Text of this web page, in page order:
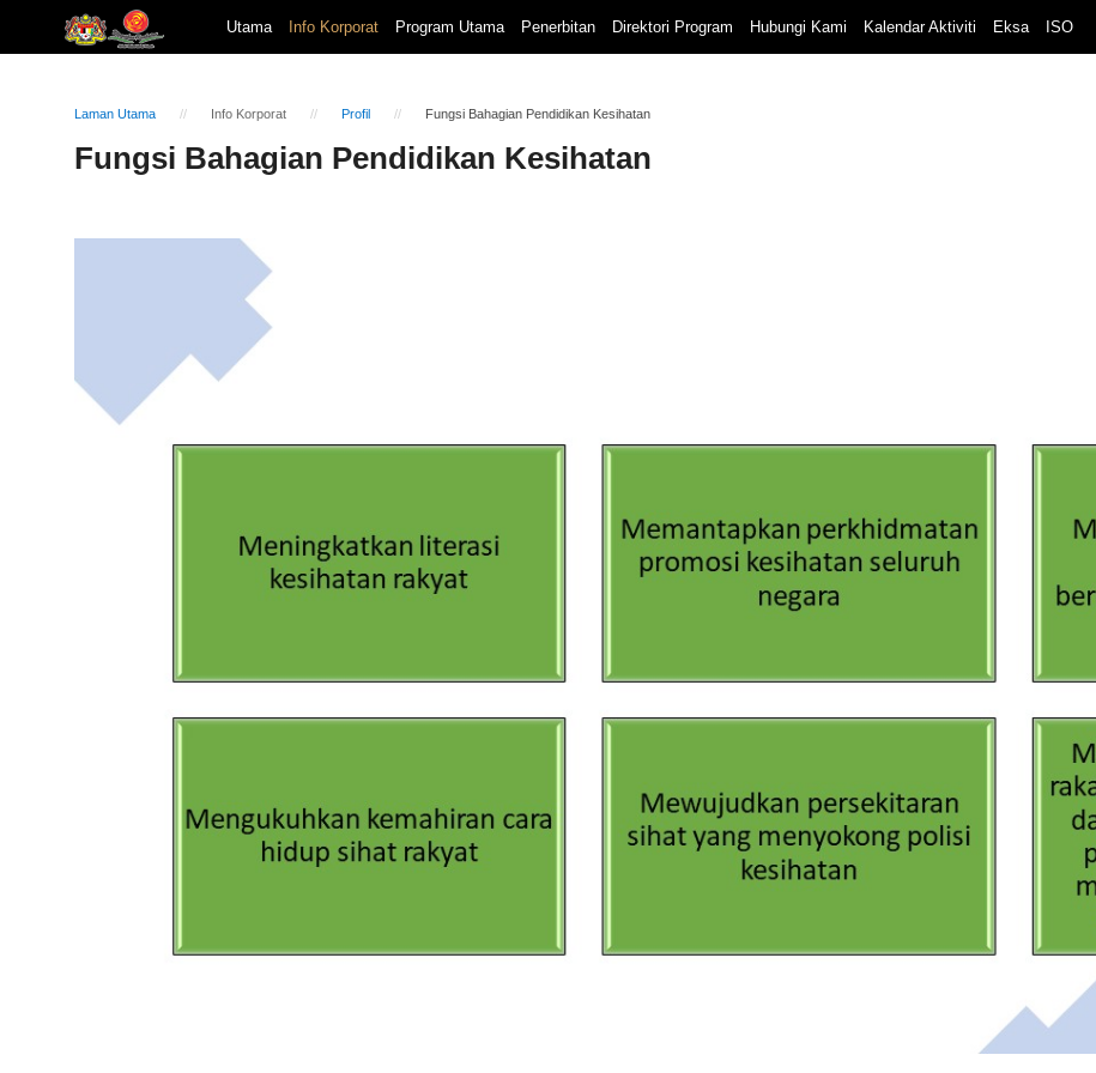
Utama Info Korporat Program Utama Penerbitan Direktori Program Hubungi Kami Kalendar Aktiviti Eksa ISO
Laman Utama Info Korporat Profil Fungsi Bahagian Pendidikan Kesihatan
Fungsi Bahagian Pendidikan Kesihatan